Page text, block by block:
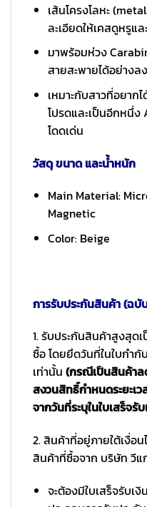
เส้นโครงโลหะ
ละเอียดให้เคสดูหรูแ
มาพร้อมห่วง
สายสะพายได้อย่างล
เหมาะกับสาวที่อยา
โปรดและเป็นอีกหนึ่ง
โดดเด่น
วัสดุ ขนาด และน้ำหนัก
Main Material:
Magnetic
Color: Beige
การรับประกันสินค้า (ฉบั
1. รับประกันสินค้าสูงสุด
ซื้อ โดยยึดวันที่ในใบกำกั
เท่านั้น (กรณีเป็นสินค้าล
สงวนสิทธิ์กำหนดระยะเ
จากวันที่ระบุในใบเสร็จรั
2. สินค้าที่อยู่ภายใต้เงื่อ
สินค้าที่ซื้อจาก บริษัท วีแ
จะต้องมีใบเสร็จรับเ